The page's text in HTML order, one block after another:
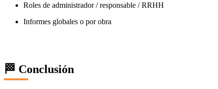
Roles de administrador / responsable / RRHH
Informes globales o por obra
🏁 Conclusión